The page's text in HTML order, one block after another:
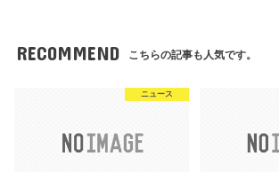
RECOMMEND こちらの記事も人気です。
ニュース